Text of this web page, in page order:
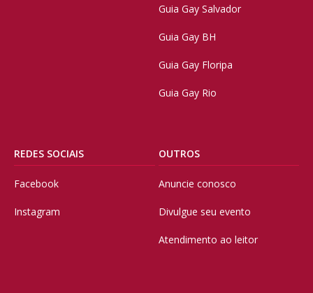
Guia Gay Salvador
Guia Gay BH
Guia Gay Floripa
Guia Gay Rio
REDES SOCIAIS
Facebook
Instagram
OUTROS
Anuncie conosco
Divulgue seu evento
Atendimento ao leitor